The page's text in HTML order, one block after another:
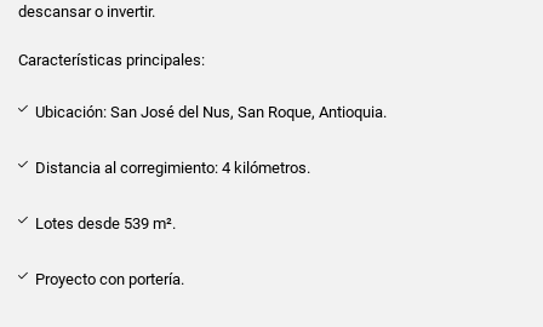
descansar o invertir.
Características principales:
Ubicación: San José del Nus, San Roque, Antioquia.
Distancia al corregimiento: 4 kilómetros.
Lotes desde 539 m².
Proyecto con portería.